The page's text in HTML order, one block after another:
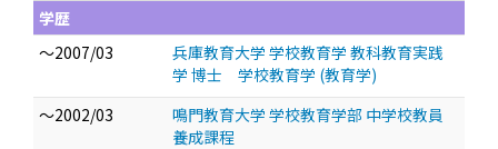
学歴
～2007/03
兵庫教育大学 学校教育学 教科教育実践
学 博士 学校教育学 (教育学)
～2002/03
鳴門教育大学 学校教育学部 中学校教員
養成課程